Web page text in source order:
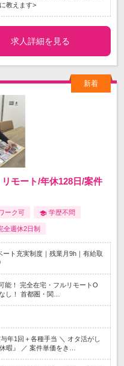
教えます>
求人詳細を見る
モート/年休128日/案件
ーク可 学歴不問
全週休2日制
ト充実制度｜残業月9h｜有給取
能！ 完全在宅・フルリモートO
し！ 首都圏・関…
年1回＋各種手当 ＼ オタ活がし
暇』 ／ 案件単価をき…